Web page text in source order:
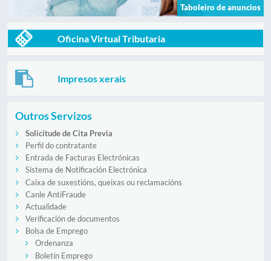
Taboleiro de anuncios
Oficina Virtual Tributaria
Impresos xerais
Outros Servizos
Solicitude de Cita Previa
Perfil do contratante
Entrada de Facturas Electrónicas
Sistema de Notificación Electrónica
Caixa de suxestións, queixas ou reclamacións
Canle AntiFraude
Actualidade
Verificación de documentos
Bolsa de Emprego
Ordenanza
Boletín Emprego